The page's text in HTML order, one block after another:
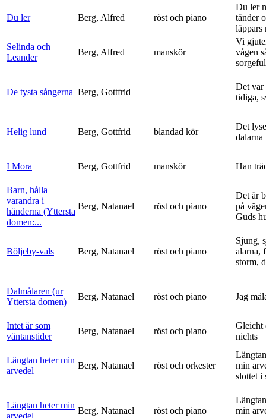
Du ler Berg, Alfred röst och piano
Du ler
tänder
läppars
Selinda och
Leander
Berg, Alfred manskör
Vi
vågen
De tysta sångerna Berg, Gottfrid
Det var
tidiga,
Helig lund Berg, Gottfrid blandad kör
Det
dalarna
I Mora Berg, Gottfrid manskör Han
Barn, hålla
varandra i
händerna (Yttersta
domen:...
Berg, Natanael röst och piano
Det är
på
Guds
Böljeby-vals Berg, Natanael röst och piano
Sjung,
alarna,
storm,
Dalmålaren (ur
Yttersta domen)
Berg, Natanael röst och piano Jag
Intet är som
väntanstider
Berg, Natanael röst och piano
Gleicht
nichts
Längtan heter min
arvedel
Berg, Natanael röst och orkester
min
slottet i
Längtan heter min
arvedel
Berg, Natanael röst och piano
min